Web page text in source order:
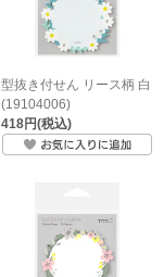
型抜き付せん リース柄 白
(19104006)
418円(税込)